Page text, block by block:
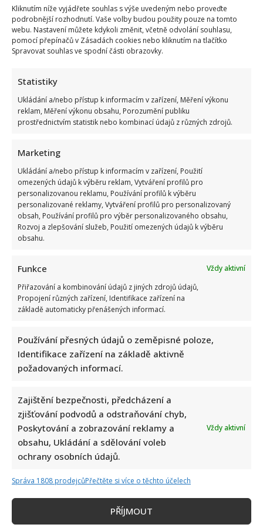
Kliknutím níže vyjádřete souhlas s výše uvedeným nebo proveďte
podrobnější rozhodnutí. Vaše volby budou použity pouze na tomto
webu. Nastavení můžete kdykoli změnit, včetně odvolání souhlasu,
pomocí přepínačů v Zásadách cookies nebo kliknutím na tlačítko
Spravovat souhlas ve spodní části obrazovky.
Statistiky
Ukládání a/nebo přístup k informacím v zařízení, Měření výkonu
reklam, Měření výkonu obsahu, Porozumění publiku
prostřednictvím statistik nebo kombinací údajů z různých zdrojů.
Marketing
Ukládání a/nebo přístup k informacím v zařízení, Použití
omezených údajů k výběru reklam, Vytváření profilů pro
personalizovanou reklamu, Používání profilů k výběru
personalizované reklamy, Vytváření profilů pro personalizovaný
obsah, Používání profilů pro výběr personalizovaného obsahu,
Rozvoj a zlepšování služeb, Použití omezených údajů k výběru
obsahu.
Funkce
Vždy aktivní
Přiřazování a kombinování údajů z jiných zdrojů údajů,
Propojení různých zařízení, Identifikace zařízení na
základě automaticky přenášených informací.
Používání přesných údajů o zeměpisné poloze,
Identifikace zařízení na základě aktivně
požadovaných informací.
Zajištění bezpečnosti, předcházení a
zjišťování podvodů a odstraňování chyb,
Poskytování a zobrazování reklamy a
obsahu, Ukládání a sdělování voleb
ochrany osobních údajů.
Vždy aktivní
Správa 1808 prodejcůPřečtěte si více o těchto účelech
PŘÍJMOUT
manželkou potěšila všechny fanoušky
Velký test z českých přísloví: Jen opravdoví znalci zvládnou
správně doplnit 10/10 bez chyby
Bydlení Michala Davida ve středomořském stylu: V pražské
Fotokvíz o českých hercích: 10 fotografií prověří, kdo zná
slavné tváře domácího filmu opravdu dokonale